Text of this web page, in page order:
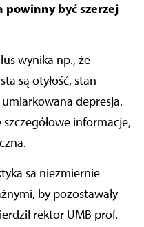
być szerzej
wynika np., że
są otyłość, stan
depresja.
informacje,
sa niezmiernie
by pozostawały
rektor UMB prof.